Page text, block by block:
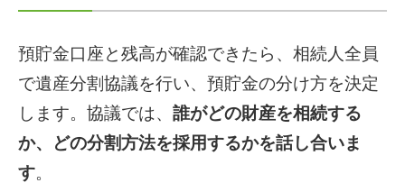
預貯金口座と残高が確認できたら、相続人全員
で遺産分割協議を行い、預貯金の分け方を決定
します。協議では、 誰がどの財産を相続する
か、どの分割方法を採用するかを話し合いま
す。